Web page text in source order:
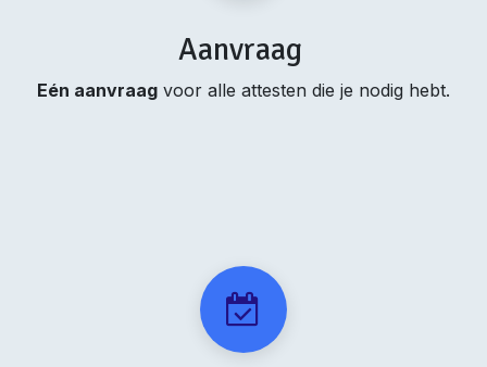
Aanvraag
Eén aanvraag voor alle attesten die je nodig hebt.